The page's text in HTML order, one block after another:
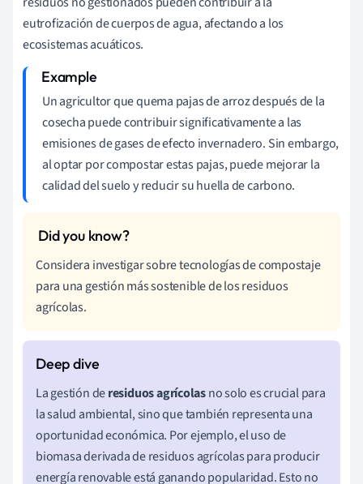
eutrofización de cuerpos de agua, afectando a los
ecosistemas acuáticos.
Un agricultor que quema pajas de arroz después de la
cosecha puede contribuir significativamente a las
emisiones de gases de efecto invernadero. Sin embargo,
al optar por compostar estas pajas, puede mejorar la
calidad del suelo y reducir su huella de carbono.
Considera investigar sobre tecnologías de compostaje
para una gestión más sostenible de los residuos
agrícolas.
La gestión deresiduos agrícolasno solo es crucial para
la salud ambiental, sino que también representa una
oportunidad económica. Por ejemplo, el uso de
biomasa derivada de residuos agrícolas para producir
energía renovable está ganando popularidad. Esto no